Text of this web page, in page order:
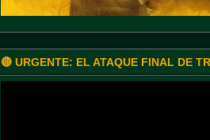
🔴 URGENTE: EL ATAQUE FINAL DE